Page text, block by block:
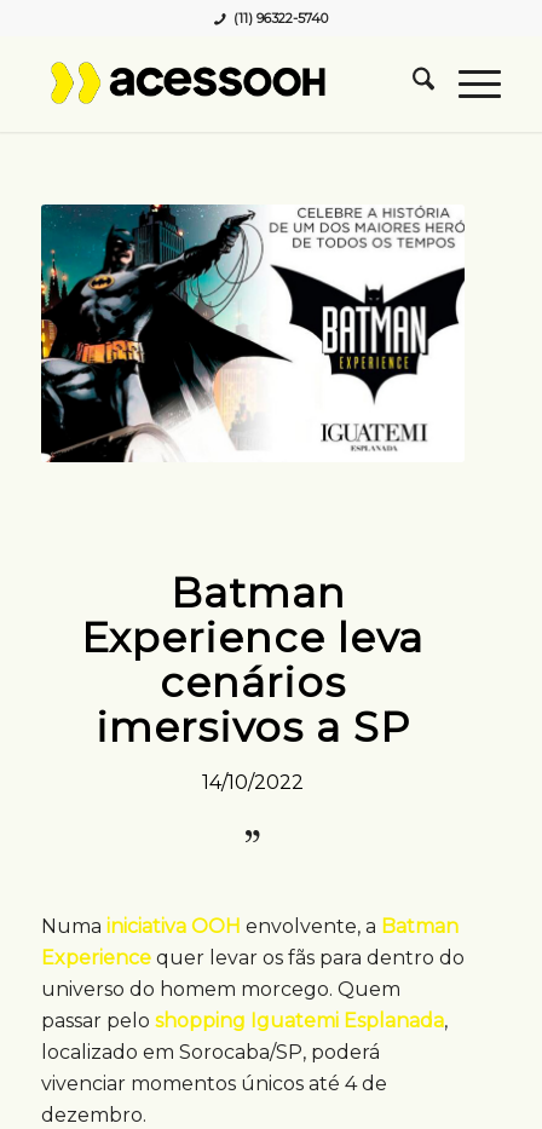
(11) 96322-5740
Batman
Experience leva
cenários
imersivos a SP
14/10/2022
Numa iniciativa OOH envolvente, a Batman
Experiencequer levar os fãs para dentro do
universo do homem morcego. Quem
passar pelo shopping Iguatemi Esplanada,
localizado em Sorocaba/SP, poderá
vivenciar momentos únicos até 4 de
dezembro.